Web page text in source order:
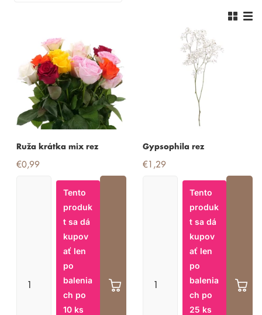
Ruža krátka mix rez
€0,99
Tento
produk
t sa dá
kupov
ať len
po
balenia
ch po
10 ks
Gypsophila rez
€1,29
Tento
produk
t sa dá
kupov
ať len
po
balenia
ch po
25 ks